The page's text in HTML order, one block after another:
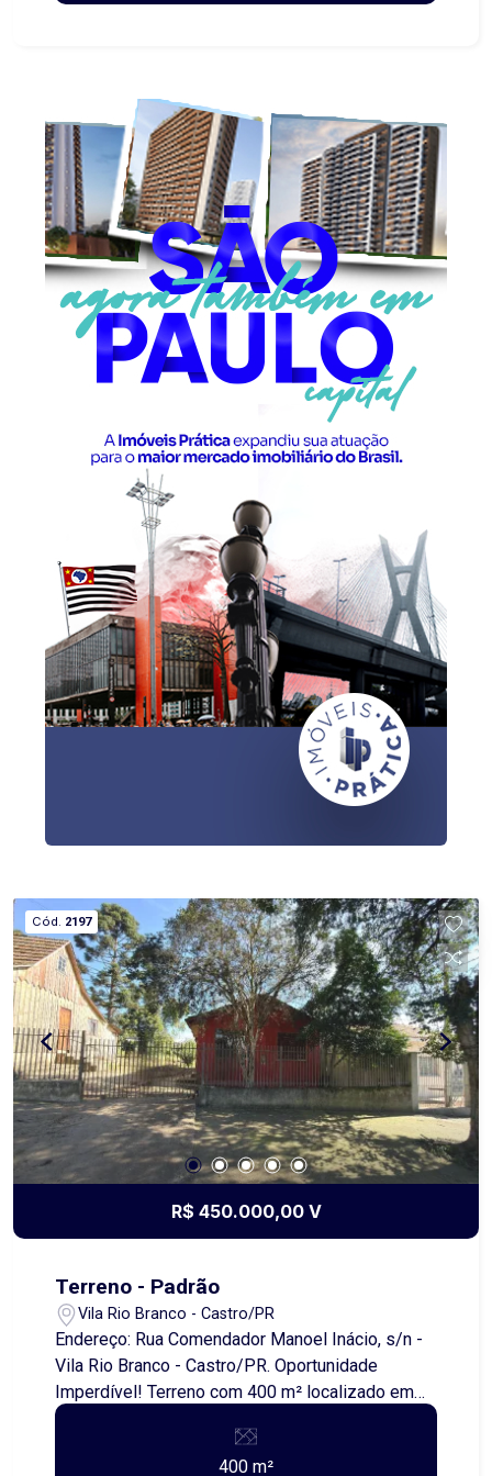
Banheiro de serviço - Jardim Ambiente agradável,
comércios, oferecendo praticidade para o dia a
dia. Entre em contato para mais informações e
agende uma visita!
Cód. 2197
R$ 450.000,00 V
Terreno - Padrão
Vila Rio Branco - Castro/PR
Endereço: Rua Comendador Manoel Inácio, s/n -
Vila Rio Branco - Castro/PR. Oportunidade
Imperdível! Terreno com 400 m² localizado em
uma das regiões mais valorizadas e desejadas
da cidade! Ideal para construir a casa dos seus
sonhos ou investir com excelente potencial de
400 m²